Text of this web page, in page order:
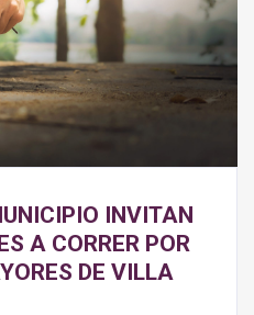
MEDIO AMBIENTE
INVITAN
A CORRER POR
DE VILLA